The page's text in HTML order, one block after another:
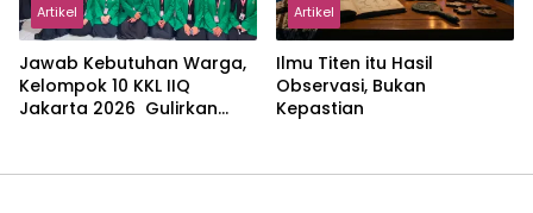
Artikel
Jawab Kebutuhan Warga,
Kelompok 10 KKL IIQ
Jakarta 2026 Gulirkan
Artikel
Ilmu Titen itu Hasil
Observasi, Bukan
Kepastian